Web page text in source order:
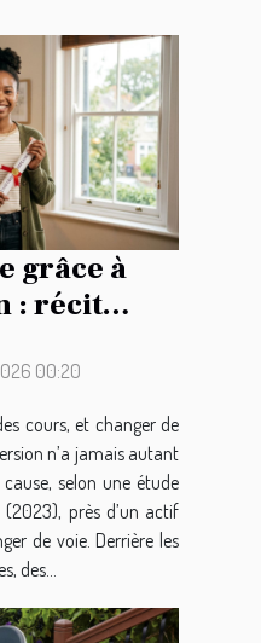
grâce à
: récit
00:20
cours, et changer de
n’a jamais autant
selon une étude
près d’un actif
de voie. Derrière les
des...